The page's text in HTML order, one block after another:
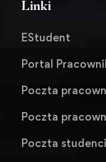
Linki
EStudent
Portal
Poczta
Poczta
Poczta studenci